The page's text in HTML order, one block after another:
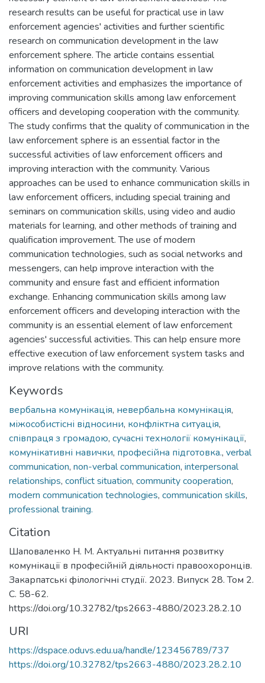
research results can be useful for practical use in law
enforcement agencies' activities and further scientific
research on communication development in the law
enforcement sphere. The article contains essential
information on communication development in law
enforcement activities and emphasizes the importance of
improving communication skills among law enforcement
officers and developing cooperation with the community.
The study confirms that the quality of communication in the
law enforcement sphere is an essential factor in the
successful activities of law enforcement officers and
improving interaction with the community. Various
approaches can be used to enhance communication skills in
law enforcement officers, including special training and
seminars on communication skills, using video and audio
materials for learning, and other methods of training and
qualification improvement. The use of modern
communication technologies, such as social networks and
messengers, can help improve interaction with the
community and ensure fast and efficient information
exchange. Enhancing communication skills among law
enforcement officers and developing interaction with the
community is an essential element of law enforcement
agencies' successful activities. This can help ensure more
effective execution of law enforcement system tasks and
improve relations with the community.
Keywords
вербальна комунікація, невербальна комунікація,
міжособистісні відносини, конфліктна ситуація,
співпраця з громадою, сучасні технології комунікації,
комунікативні навички, професійна підготовка., verbal
communication, non-verbal communication, interpersonal
relationships, conflict situation, community cooperation,
modern communication technologies, communication skills,
professional training.
Citation
Шаповаленко Н. М. Актуальні питання розвитку
комунікації в професійній діяльності правоохоронців.
Закарпатські філологічні студії. 2023. Випуск 28. Том 2.
С. 58-62.
https://doi.org/10.32782/tps2663-4880/2023.28.2.10
URI
https://dspace.oduvs.edu.ua/handle/123456789/737
https://doi.org/10.32782/tps2663-4880/2023.28.2.10